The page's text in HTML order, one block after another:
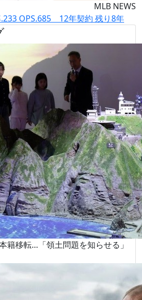
MLB NEWS
OPS.685 12年契約 残り8年
籍移転…「領土問題を知らせる」